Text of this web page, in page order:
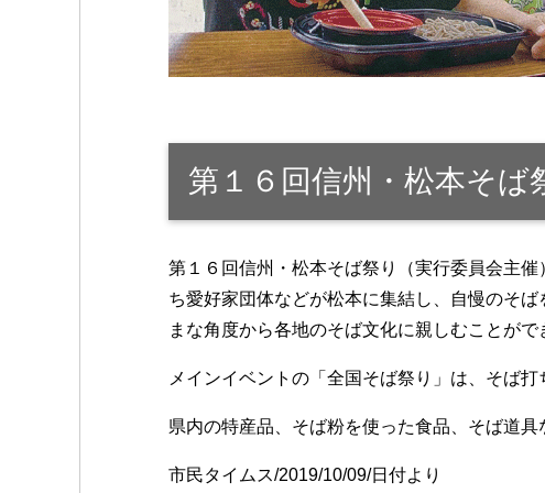
第１６回信州・松本そば
第１６回信州・松本そば祭り（実行委員会主
ち愛好家団体などが松本に集結し、自慢のそ
まな角度から各地のそば文化に親しむことがで
メインイベントの「全国そば祭り」は、そば
県内の特産品、そば粉を使った食品、そば道
市民タイムス/2019/10/09/日付より